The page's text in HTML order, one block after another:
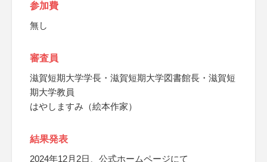
参加費
無し
審査員
滋賀短期大学学長・滋賀短期大学図書館長・滋賀短
期大学教員
はやしますみ（絵本作家）
結果発表
2024年12月2日、公式ホームページにて